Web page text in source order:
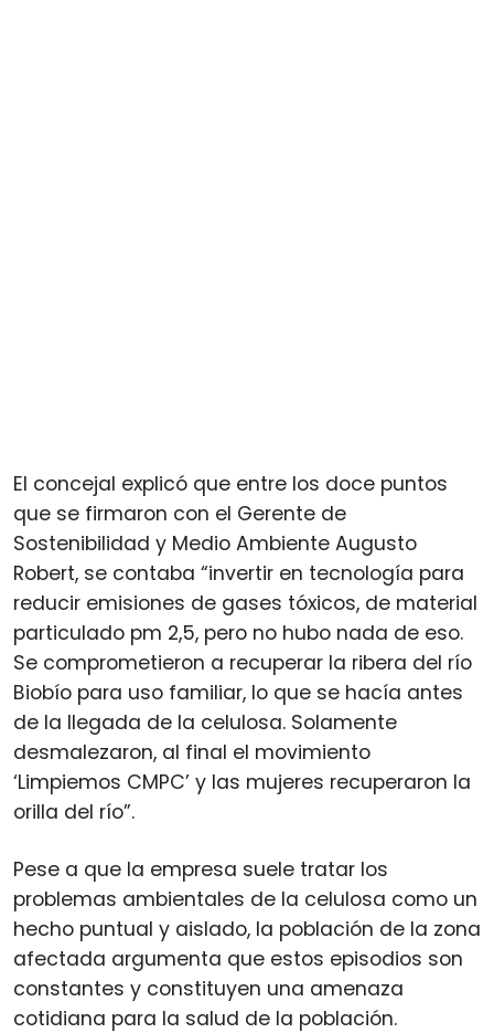
El concejal explicó que entre los doce puntos
que se firmaron con el Gerente de
Sostenibilidad y Medio Ambiente Augusto
Robert, se contaba “invertir en tecnología para
reducir emisiones de gases tóxicos, de material
particulado pm 2,5, pero no hubo nada de eso.
Se comprometieron a recuperar la ribera del río
Biobío para uso familiar, lo que se hacía antes
de la llegada de la celulosa. Solamente
desmalezaron, al final el movimiento
‘Limpiemos CMPC’ y las mujeres recuperaron la
orilla del río”.
Pese a que la empresa suele tratar los
problemas ambientales de la celulosa como un
hecho puntual y aislado, la población de la zona
afectada argumenta que estos episodios son
constantes y constituyen una amenaza
cotidiana para la salud de la población.